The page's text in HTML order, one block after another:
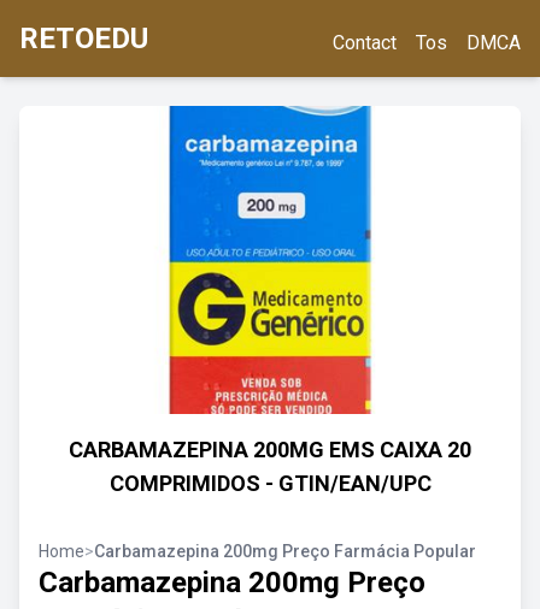
RETOEDU Contact Tos DMCA
CARBAMAZEPINA 200MG EMS CAIXA 20
COMPRIMIDOS - GTIN/EAN/UPC
Home>Carbamazepina 200mg Preço Farmácia Popular
Carbamazepina 200mg Preço